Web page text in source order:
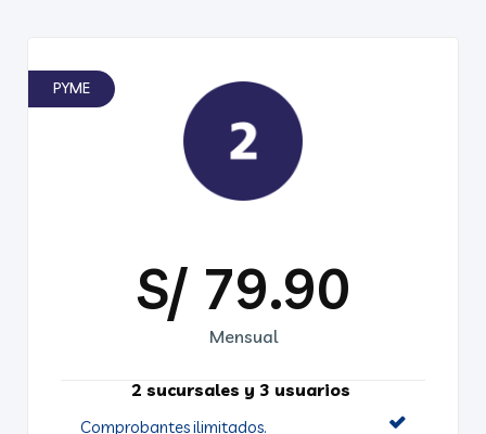
PYME
S/ 79.90
Mensual
2 sucursales y 3 usuarios
Comprobantes ilimitados.